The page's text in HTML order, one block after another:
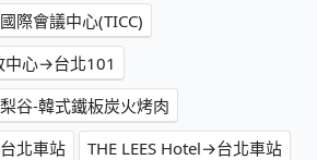
際會議中心(TICC)
中心→台北101
谷-韓式鐵板炭火烤肉
北車站
THE LEES Hotel→台北車站